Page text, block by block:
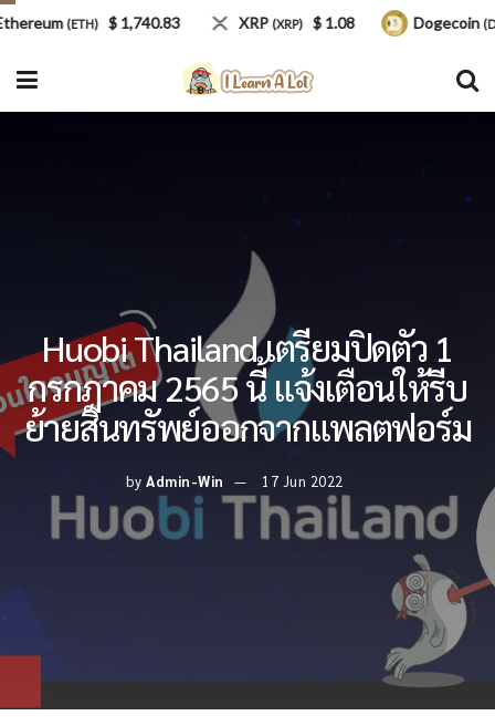
Huobi Thailand เตรียมปิดตัว 1
กรกฎาคม 2565 นี้ แจ้งเตือนให้รีบ
ย้ายสินทรัพย์ออกจากแพลตฟอร์ม
by Admin-Win 17 Jun 2022
(ETH) $ 1,740.83 XRP(XRP) $ 1.08 Dogecoin